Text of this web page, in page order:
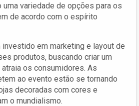
uma variedade de opções para os
de acordo com o espírito
em marketing e layout de
produtos, buscando criar um
os consumidores. As
ao evento estão se tornando
decoradas com cores e
o mundialismo.